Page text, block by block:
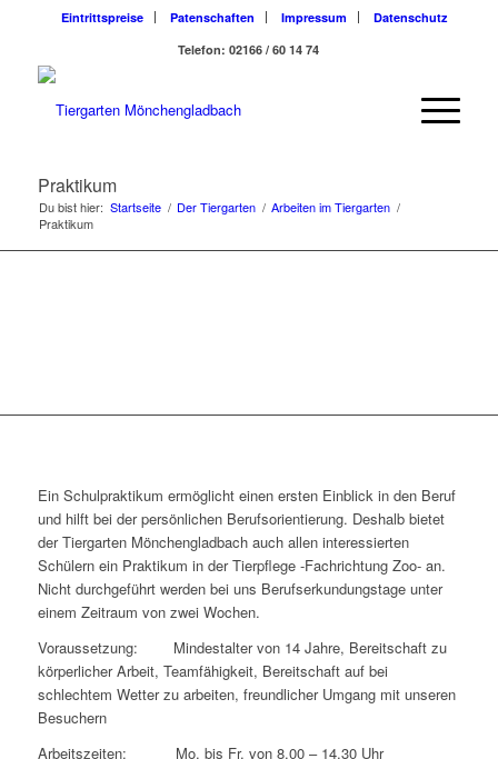
Eintrittspreise Patenschaften Impressum
Datenschutz
Telefon: 02166 / 60 14 74
Praktikum
Du bist hier: Startseite / Der Tiergarten / Arbeiten im Tiergarten /
Praktikum
Ein Schulpraktikum ermöglicht einen ersten Einblick in den Beruf
und hilft bei der persönlichen Berufsorientierung. Deshalb bietet
der Tiergarten Mönchengladbach auch allen interessierten
Schülern ein Praktikum in der Tierpflege -Fachrichtung Zoo- an.
Nicht durchgeführt werden bei uns Berufserkundungstage unter
einem Zeitraum von zwei Wochen.
Voraussetzung: Mindestalter von 14 Jahre, Bereitschaft zu
körperlicher Arbeit, Teamfähigkeit, Bereitschaft auf bei
schlechtem Wetter zu arbeiten, freundlicher Umgang mit unseren
Besuchern
Arbeitszeiten: Mo. bis Fr. von 8.00 – 14.30 Uhr